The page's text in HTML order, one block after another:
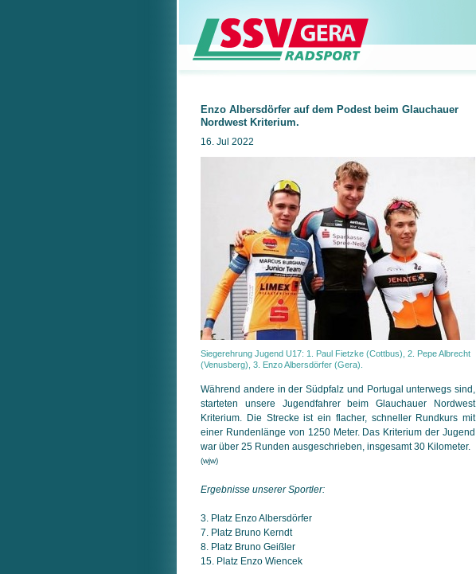
Enzo Albersdörfer auf dem Podest beim Glauchauer
Nordwest Kriterium.
16. Jul 2022
Siegerehrung Jugend U17: 1. Paul Fietzke (Cottbus), 2. Pepe Albrecht
(Venusberg), 3. Enzo Albersdörfer (Gera).
Während andere in der Südpfalz und Portugal unterwegs sind,
starteten unsere Jugendfahrer beim Glauchauer Nordwest
Kriterium. Die Strecke ist ein flacher, schneller Rundkurs mit
einer Rundenlänge von 1250 Meter. Das Kriterium der Jugend
war über 25 Runden ausgeschrieben, insgesamt 30 Kilometer.
(wjw)
Ergebnisse unserer Sportler:
3. Platz Enzo Albersdörfer
7. Platz Bruno Kerndt
8. Platz Bruno Geißler
15. Platz Enzo Wiencek